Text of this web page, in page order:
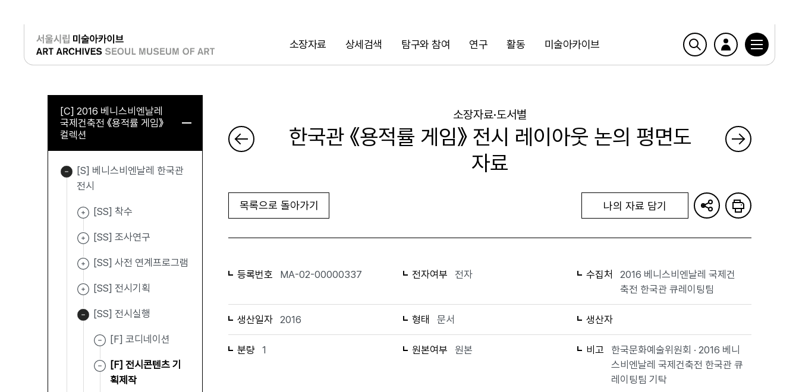
소장자료 상세검색 탐구와 참여 연구 활동 미술아카이브
검색
로그인
[C] 2016 베니스비엔날레
국제건축전 《용적률 게임》
컬렉션
[S] 베니스비엔날레 한국관
전시
[SS] 착수
[SS] 조사연구
[SS] 사전 연계프로그램
[SS] 전시기획
[SS] 전시실행
[F] 코디네이션
[F] 전시콘텐츠 기
획제작
소장자료·도서별
한국관 《용적률 게임》 전시 레이아웃 논의 평면도
자료
목록으로 돌아가기 나의 자료 담기
등록번호 MA-02-00000337 전자여부 전자 수집처
2016 베니스비엔날레 국제건
축전 한국관 큐레이팅팀
생산일자 2016 형태 문서 생산자
분량 1 원본여부 원본 비고
한국문화예술위원회 · 2016 베니
스비엔날레 국제건축전 한국관 큐
레이팅팀 기탁